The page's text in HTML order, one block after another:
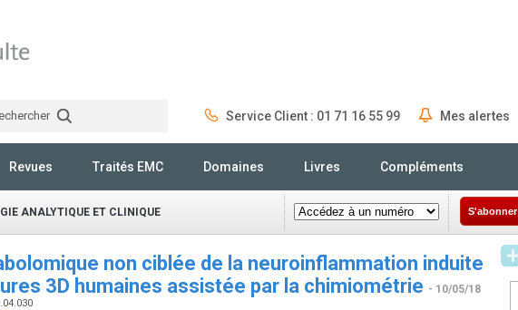
Service Client : 01 71 16 55 99 Mes alertes
Revues Traités EMC Domaines Livres Compléments
ANALYTIQUE ET CLINIQUE S'abonner
non ciblée de la neuroinflammation induite
3D humaines assistée par la chimiométrie - 10/05/18